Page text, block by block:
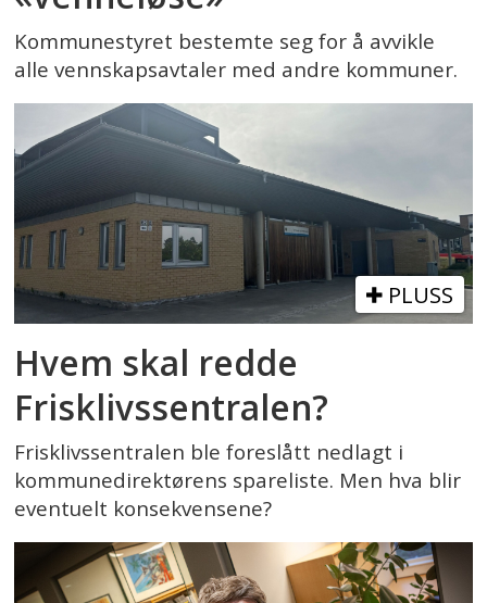
Kommunestyret bestemte seg for å avvikle
alle vennskapsavtaler med andre kommuner.
PLUSS
Hvem skal redde
Frisklivssentralen?
Frisklivssentralen ble foreslått nedlagt i
kommunedirektørens spareliste. Men hva blir
eventuelt konsekvensene?